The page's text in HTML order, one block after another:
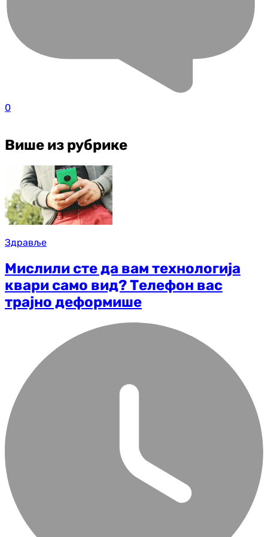
0
Више из рубрике
Здравље
Мислили сте да вам технологија
квари само вид? Телефон вас
трајно деформише